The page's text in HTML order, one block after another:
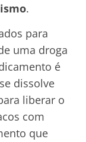
.
para
uma droga
é
dissolve
liberar o
com
que